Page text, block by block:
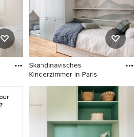
Skandinavisches
Kinderzimmer in Paris
Skandinavisches
Kinderzimmer in Paris